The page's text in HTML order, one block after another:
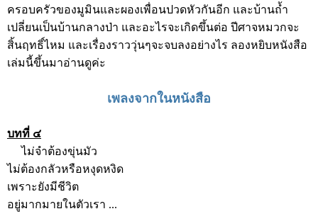
ครอบครัวของมูมินและผองเพื่อนปวดหัวกันอีก และบ้านถ้ำ
เปลี่ยนเป็นบ้านกลางป่า และอะไรจะเกิดขึ้นต่อ ปีศาจหมวกจะ
สิ้นฤทธิ์ไหม และเรื่องราววุ่นๆจะจบลงอย่างไร ลองหยิบหนังสือ
เล่มนี้ขึ้นมาอ่านดูค่ะ
เพลงจากในหนังสือ
บทที่ ๔
ไม่จำต้องขุ่นมัว
ไม่ต้องกลัวหรือหงุดหงิด
เพราะยังมีชีวิต
อยู่มากมายในตัวเรา ...